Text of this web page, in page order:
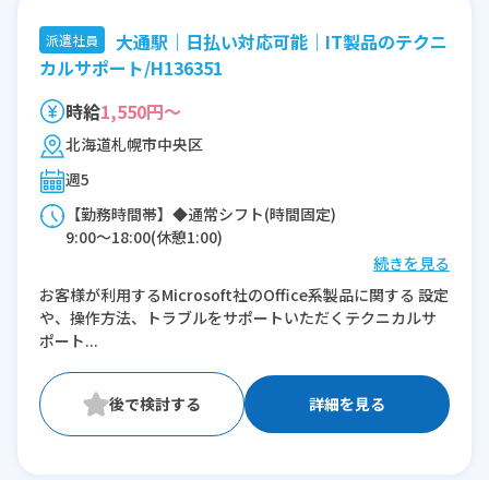
派遣社員
大通駅｜日払い対応可能｜IT製品のテクニ
カルサポート/H136351
時給1,550円～
北海道札幌市中央区
週5
【勤務時間帯】◆通常シフト(時間固定)
9:00〜18:00(休憩1:00)
※残業：10〜20時間程度/月
続きを見る
お客様が利用するMicrosoft社のOffice系製品に関する 設定
や、操作方法、トラブルをサポートいただくテクニカルサ
ポート...
詳細を見る